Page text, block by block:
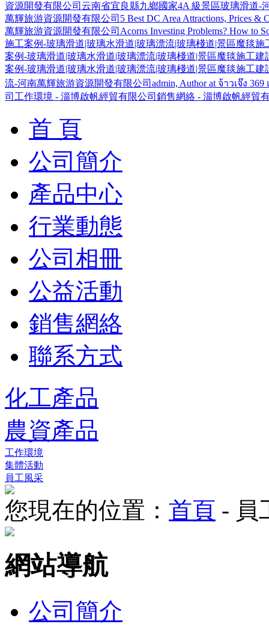
資源開發有限公司 云南省宜良縣九鄉國家4A 級景區玻璃滑道-
萬輝旅游資源開發有限公司 5 Best DC Area Attractions, Prices &
萬輝旅游資源開發有限公司 Acorns Investing Problems? How to
施工案例-玻璃滑道|玻璃水滑道|玻璃漂流|玻璃棧道|景區魔毯
案例-玻璃滑道|玻璃水滑道|玻璃漂流|玻璃棧道|景區魔毯施工
案例-玻璃滑道|玻璃水滑道|玻璃漂流|玻璃棧道|景區魔毯施工
流-河南萬輝旅游資源開發有限公司 admin, Author at จ้าวเจ๊ง
司 工作環境 - 淄博啟帆經貿有限公司 銷售網絡 - 淄博啟帆經貿
首 頁
公司簡介
產品中心
行業動態
公司相冊
公益活動
銷售網絡
聯系方式
化工產品
農資產品
工作環境
集體活動
員工風采
您現在的位置： 首頁 - 員
網站導航
公司簡介